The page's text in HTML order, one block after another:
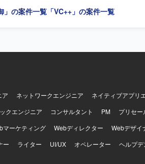
Astahなどのツール利用経験を活かしなが
」の案件一覧 「VC++」の案件一覧
ア ネットワークエンジニア ネイティブアプリ
クエンジニア
コンサルタント PM プリセー
マーケティング
Webディレクター Webデザイ
ー
ライター UI/UX オペレーター ヘルプデ